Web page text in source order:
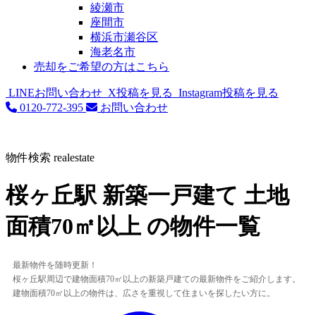
綾瀬市
座間市
横浜市瀬谷区
海老名市
売却をご希望の方はこちら
LINEお問い合わせ X投稿を見る Instagram投稿を見る
0120-772-395
お問い合わせ
物件検索 realestate
桜ヶ丘駅 新築一戸建て 土地
面積70㎡以上 の物件一覧
最新物件を随時更新！
桜ヶ丘駅周辺で建物面積70㎡以上の新築戸建ての最新物件をご紹介します。
建物面積70㎡以上の物件は、広さを重視して住まいを探したい方に。